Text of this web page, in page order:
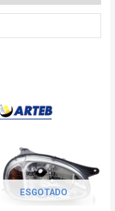
ESGOTADO